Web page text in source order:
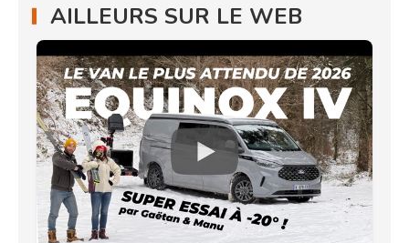
AILLEURS SUR LE WEB